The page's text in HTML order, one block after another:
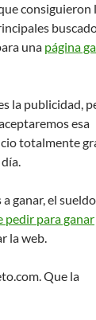
consiguieron
una página
la publicidad,
esa
totalmente
ganar, el
pedir para ganar
la web.
Que la